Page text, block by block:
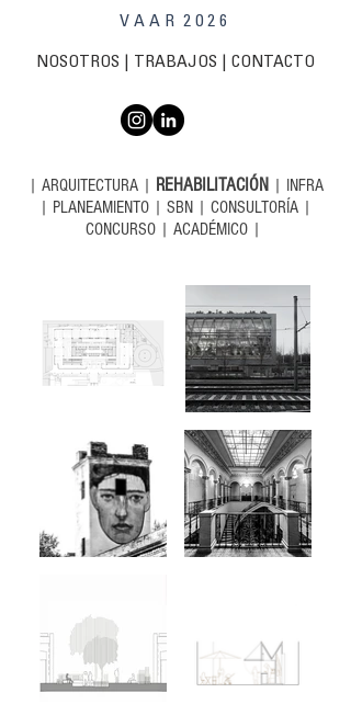
NOSOTROS TRABAJOS | CONTACTO
V A A R 2 0 2 6
| ARQUITECTURA| REHABILITACIÓN | INFRA
| PLANEAMIENTO | SBN | CONSULTORÍA |
CONCURSO | ACADÉMICO |